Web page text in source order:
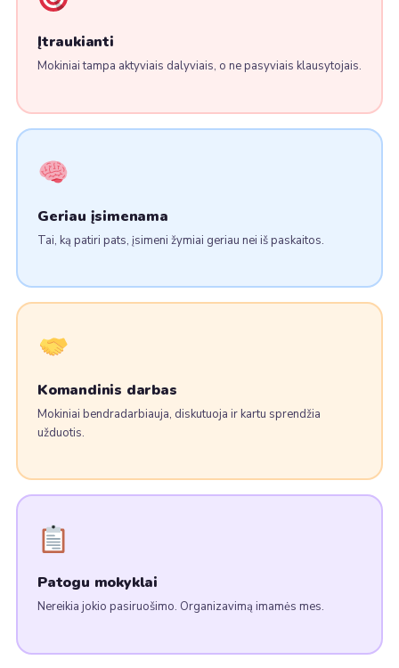
Įtraukianti
Mokiniai tampa aktyviais dalyviais, o ne pasyviais klausytojais.
Geriau įsimenama
Tai, ką patiri pats, įsimeni žymiai geriau nei iš paskaitos.
Komandinis darbas
Mokiniai bendradarbiauja, diskutuoja ir kartu sprendžia
užduotis.
Patogu mokyklai
Nereikia jokio pasiruošimo. Organizavimą imamės mes.